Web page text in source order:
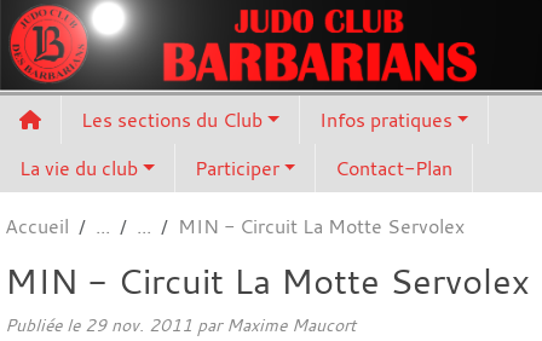
Les sections du Club
Infos pratiques
La vie du club
Participer Contact-Plan
Accueil MIN - Circuit La Motte Servolex
MIN - Circuit La Motte Servolex
Publiée le 29 nov. 2011 par Maxime Maucort
Panneau de gestion des cookies